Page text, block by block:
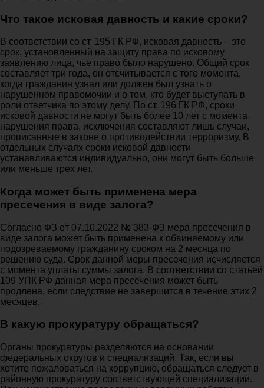
Что такое исковая давность и какие сроки?
В соответствии со ст. 195 ГК РФ, исковая давность – это
срок, установленный на защиту права по исковому
заявлению лица, чье право было нарушено. Общий срок
составляет три года, он отсчитывается с того момента,
когда гражданин узнал или должен был узнать о
нарушенном правомочии и о том, кто будет выступать в
роли ответчика по этому делу. По ст. 196 ГК РФ, сроки
исковой давности не могут быть более 10 лет с момента
нарушения права, исключения составляют лишь случаи,
прописанные в законе о противодействии терроризму. В
отдельных случаях сроки исковой давности
устанавливаются индивидуально, они могут быть больше
или меньше трех лет.
Когда может быть применена мера
пресечения в виде залога?
Согласно ФЗ от 07.10.2022 № 383-ФЗ мера пресечения в
виде залога может быть применена к обвиняемому или
подозреваемому гражданину сроком на 2 месяца по
решению суда. Срок данной меры пресечения исчисляется
с момента уплаты суммы залога. В соответствии со статьей
109 УПК РФ данная мера пресечения может быть
продлена, если следствие не завершится в течение этих 2
месяцев.
В какую прокуратуру обращаться?
Органы прокуратуры разделяются на основании
федеральных округов и специализаций. Так, если вы
хотите пожаловаться на коррупцию, обращаться следует в
районную прокуратуру соответствующей специализации.